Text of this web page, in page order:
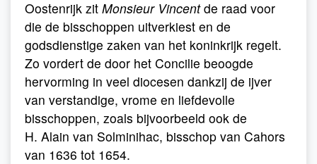
Oostenrijk zit Monsieur Vincentde raad voor
die de bisschoppen uitverkiest en de
godsdienstige zaken van het koninkrijk regelt.
Zo vordert de door het Concilie beoogde
hervorming in veel diocesen dankzij de ijver
van verstandige, vrome en liefdevolle
bisschoppen, zoals bijvoorbeeld ook de
H. Alain van Solminihac, bisschop van Cahors
van 1636 tot 1654.